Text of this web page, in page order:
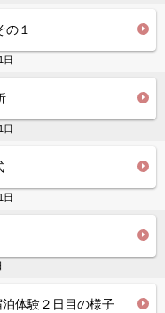
１
日
日
日
体験２日目の様子